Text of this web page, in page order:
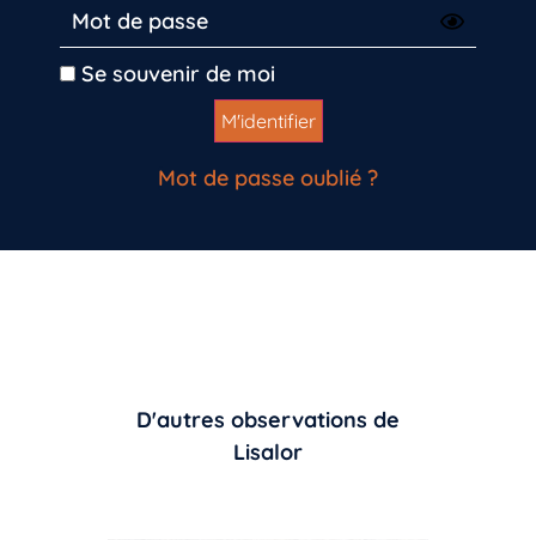
Se souvenir de moi
Mot de passe oublié ?
D'autres observations de
Lisalor
Inscrivez-vous dès maintenant